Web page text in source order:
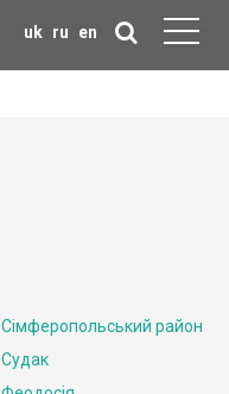
uk ru en
Сімферопольський район
Судак